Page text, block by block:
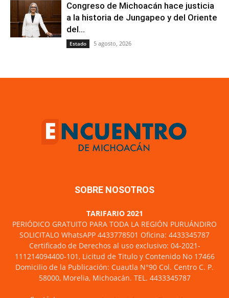
Congreso de Michoacán hace justicia
a la historia de Jungapeo y del Oriente
del...
Estado 5 agosto, 2026
SOBRE NOSOTROS
TARIFARIO 2021
PERIÓDICO GRATUITO PARA TODA LA REGIÓN PURUÁNDIRO
SOLICITALO WhatsAPP 4433778501 Oficina: 4433345787
Certificado de Derechos al uso exclusivo: 04-2021-
111214094400-101, Licitud de Titulo y Contenido No 17466
Domicilio de la Publicación: Cuautla N°90 Col. Centro C. P.
58000, Morelia, Michoacán. TEL. 4433345787